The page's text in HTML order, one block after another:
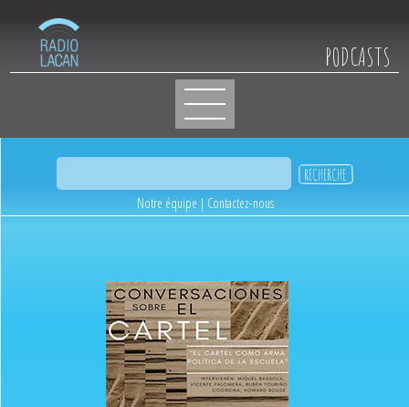
PODCASTS
Notre équipe | Contactez-nous